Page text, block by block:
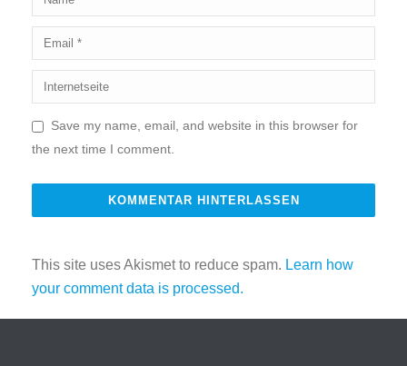
Save my name, email, and website in this browser for
the next time I comment.
This site uses Akismet to reduce spam. Learn how
your comment data is processed.